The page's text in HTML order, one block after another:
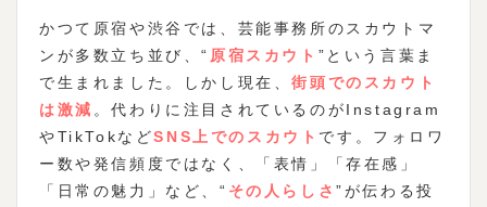
かつて原宿や渋谷では、芸能事務所のスカウトマ
ンが多数立ち並び、“ 原宿スカウト ”という言葉ま
で生まれました。しかし現在、街頭でのスカウト
は激減 。代わりに注目されているのがInstagram
やTikTokなどSNS上でのスカウト です。フォロワ
ー数や発信頻度ではなく、「表情」「存在感」
「日常の魅力」など、“ その人らしさ”が伝わる投